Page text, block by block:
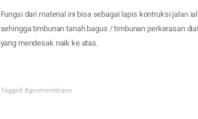
Fungsi dari material ini bisa sebagai lapis kontruksi jalan
sehingga timbunan tanah bagus / timbunan perkerasan
yang mendesak naik ke atas.
Tagged #geomembrane